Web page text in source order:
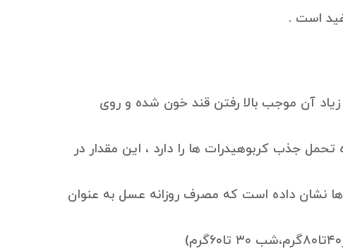
است .
آن موجب بالا رفتن قند خون شده و روی
تحمل جذب کربوهیدرات ها را دارد ، این مقدار در
نشان داده است که مصرف روزانه عسل به عنوان